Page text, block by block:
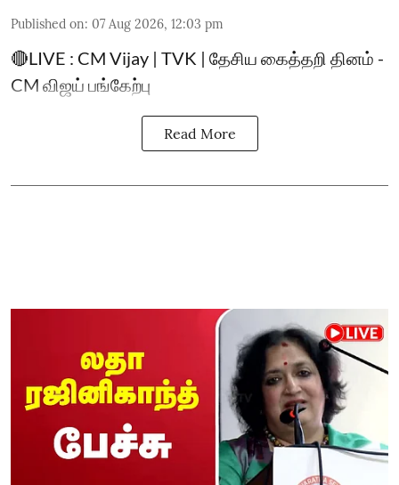
Published on: 07 Aug 2026, 12:03 pm
🔴LIVE : CM Vijay | TVK | தேசிய கைத்தறி தினம் -
CM விஜய் பங்கேற்பு
Read More